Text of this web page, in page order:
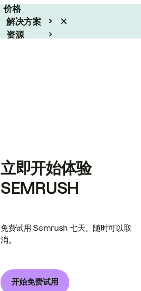
价格
解决方案
资源
立即开始体验
SEMRUSH
免费试用 Semrush 七天。随时可以取
消。
开始免费试用